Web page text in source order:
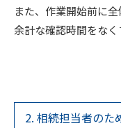
また、作業開始前に
余計な確認時間をなく
2. 相続担当者の